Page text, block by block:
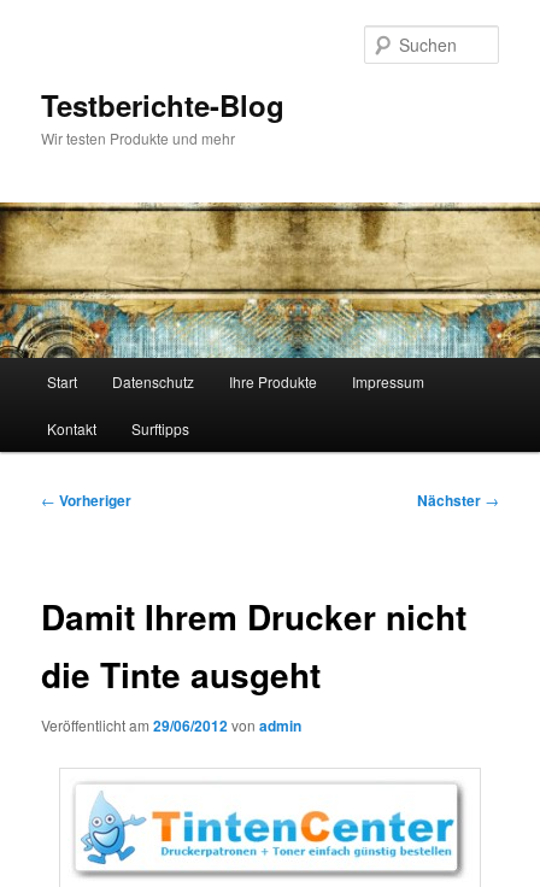
Testberichte-Blog
Wir testen Produkte und mehr
Start Datenschutz Ihre Produkte Impressum
Kontakt Surftipps
Beitragsnavigation
← Vorheriger Nächster →
Damit Ihrem Drucker nicht
die Tinte ausgeht
Veröffentlicht am29/06/2012vonadmin